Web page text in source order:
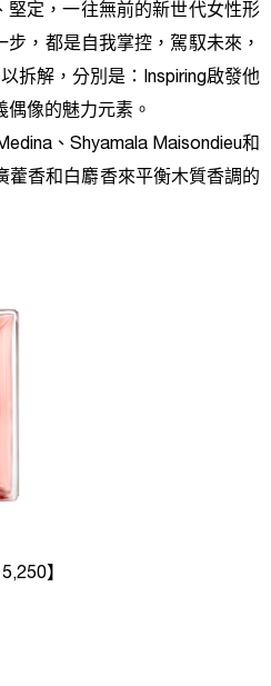
堅定，一往無前的新世代女性形
，都是自我掌控，駕馭未來，
拆解，分別是：Inspiring啟發他
像的魅力元素。
、Shyamala Maisondieu和
藿香和白麝香來平衡木質香調的
】